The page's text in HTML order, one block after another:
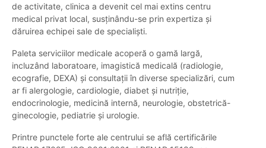
de activitate, clinica a devenit cel mai extins centru
medical privat local, susținându-se prin expertiza și
dăruirea echipei sale de specialiști.
Paleta serviciilor medicale acoperă o gamă largă,
incluzând laboratoare, imagistică medicală (radiologie,
ecografie, DEXA) și consultații în diverse specializări, cum
ar fi alergologie, cardiologie, diabet și nutriție,
endocrinologie, medicină internă, neurologie, obstetrică-
ginecologie, pediatrie și urologie.
Printre punctele forte ale centrului se află certificările